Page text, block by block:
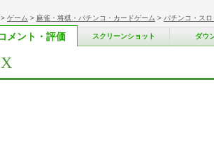
> ゲーム > 麻雀・将棋・パチンコ・カードゲーム > パチンコ・スロ
メント・評価 スクリーンショット ダウ